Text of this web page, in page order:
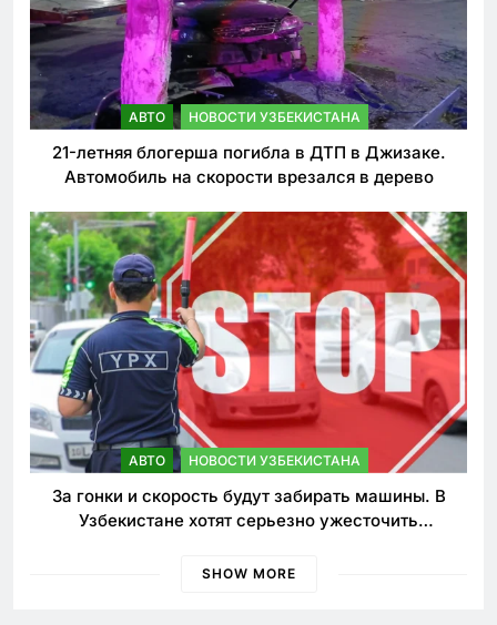
АВТО НОВОСТИ УЗБЕКИСТАНА
21-летняя блогерша погибла в ДТП в Джизаке.
Автомобиль на скорости врезался в дерево
АВТО НОВОСТИ УЗБЕКИСТАНА
За гонки и скорость будут забирать машины. В
Узбекистане хотят серьезно ужесточить
SHOW MORE